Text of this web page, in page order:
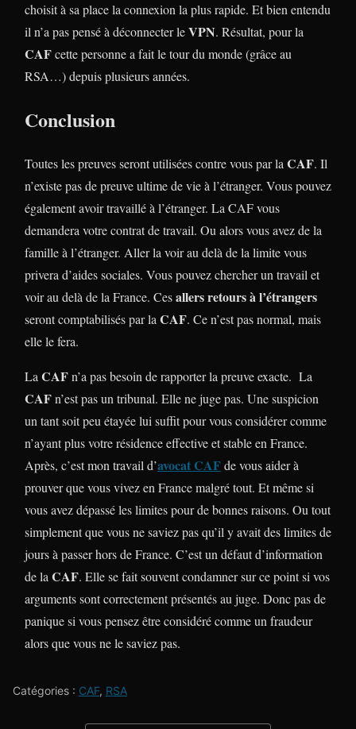
choisit à sa place la connexion la plus rapide. Et bien entendu
il n’a pas pensé à déconnecter leVPN. Résultat, pour la
CAFcette personne a fait le tour du monde (grâce au
RSA…) depuis plusieurs années.
Conclusion
Toutes les preuves seront utilisées contre vous par la CAF. Il
n’existe pas de preuve ultime de vie à l’étranger. Vous pouvez
également avoir travaillé à l’étranger. La CAF vous
demandera votre contrat de travail. Ou alors vous avez de la
famille à l’étranger. Aller la voir au delà de la limite vous
privera d’aides sociales. Vous pouvez chercher un travail et
voir au delà de la France. Cesallers retours à l’étrangers
seront comptabilisés par la CAF. Ce n’est pas normal, mais
elle le fera.
La CAFn’a pas besoin de rapporter la preuve exacte. La
CAFn’est pas un tribunal. Elle ne juge pas. Une suspicion
un tant soit peu étayée lui suffit pour vous considérer comme
n’ayant plus votre résidence effective et stable en France.
Après, c’est mon travail d’avocat CAFde vous aider à
prouver que vous vivez en France malgré tout. Et même si
vous avez dépassé les limites pour de bonnes raisons. Ou tout
simplement que vous ne saviez pas qu’il y avait des limites de
jours à passer hors de France. C’est un défaut d’information
de la CAF. Elle se fait souvent condamner sur ce point si vos
arguments sont correctement présentés au juge. Donc pas de
panique si vous pensez être considéré comme un fraudeur
alors que vous ne le saviez pas.
Catégories : CAF, RSA